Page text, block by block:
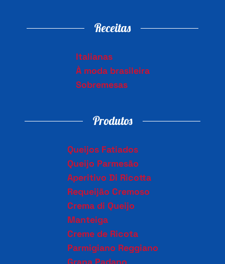
Receitas
Italianas
À moda brasileira
Sobremesas
Produtos
Queijos Fatiados
Queijo Parmesão
Aperitivo Di Ricotta
Requeijão Cremoso
Crema di Queijo
Manteiga
Creme de Ricota
Parmigiano Reggiano